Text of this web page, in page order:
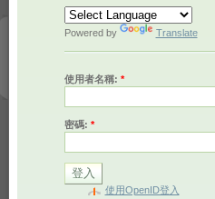
Powered by Translate
使用者名稱: *
密碼: *
使用OpenID登入